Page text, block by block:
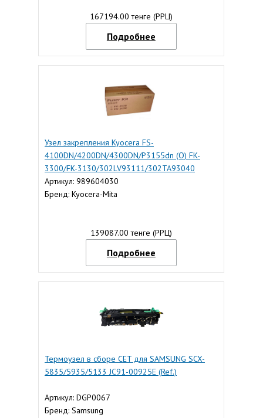
167194.00 тенге (РРЦ)
Подробнее
Узел закрепления Kyocera FS-
4100DN/4200DN/4300DN/P3155dn (O) FK-
3300/FK-3130/302LV93111/302TA93040
Артикул: 989604030
Бренд: Kyocera-Mita
139087.00 тенге (РРЦ)
Подробнее
Термоузел в сборе CET для SAMSUNG SCX-
5835/5935/5133 JC91-00925E (Ref.)
Артикул: DGP0067
Бренд: Samsung